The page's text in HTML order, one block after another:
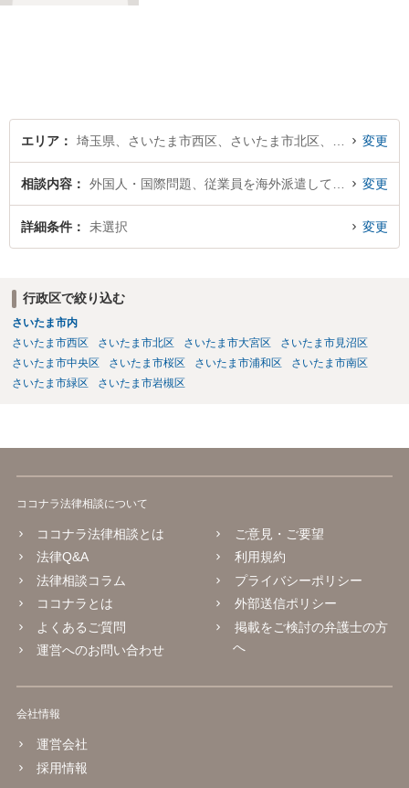
ださい。
エリア 変更
相談内容 変更
詳細条件 未選択 変更
行政区で絞り込む
さいたま市内
さいたま市西区
さいたま市北区 さいたま市大宮区
さいたま市見沼区
さいたま市中央区
さいたま市桜区 さいたま市浦和区
さいたま市南区
さいたま市緑区
さいたま市岩槻区
ココナラ法律相談について
ココナラ法律相談とは
法律Q&A
法律相談コラム
ココナラとは
よくあるご質問
運営へのお問い合わせ
ご意見・ご要望
利用規約
プライバシーポリシー
外部送信ポリシー
掲載をご検討の弁護士の方
へ
会社情報
運営会社
採用情報